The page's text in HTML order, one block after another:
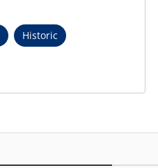
Historic